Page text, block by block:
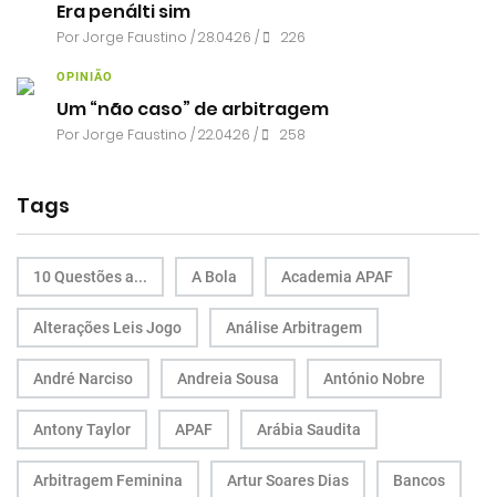
Era penálti sim
PorJorge Faustino / 28.04.26 / 226
OPINIÃO
Um “não caso” de arbitragem
PorJorge Faustino / 22.04.26 / 258
Tags
10 Questões a... A Bola Academia APAF
Alterações Leis Jogo Análise Arbitragem
André Narciso Andreia Sousa António Nobre
Antony Taylor APAF Arábia Saudita
Arbitragem Feminina Artur Soares Dias Bancos